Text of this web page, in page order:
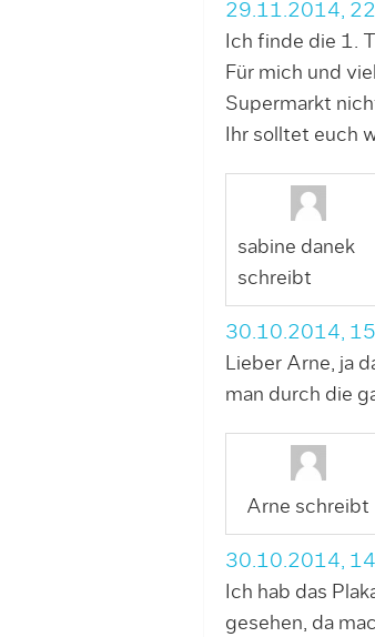
29.11.2014,
Ich finde die 1.
Für mich und
Supermarkt
Ihr solltet euch
sabine danek
schreibt
30.10.2014,
Lieber Arne, ja
man durch die
Arne schreibt
30.10.2014,
Ich hab das
gesehen, da